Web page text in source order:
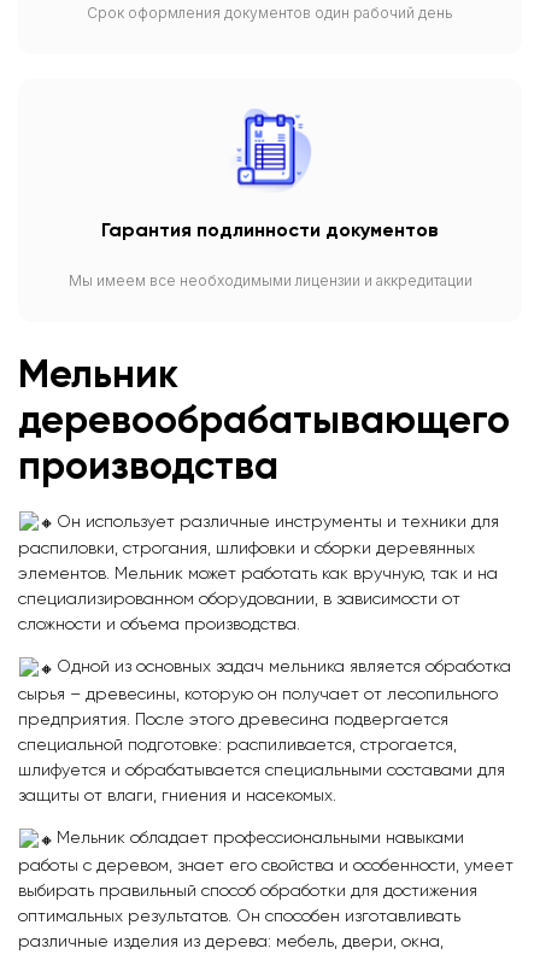
Срок оформления документов один рабочий день
Гарантия подлинности документов
Мы имеем все необходимыми лицензии и аккредитации
Мельник
деревообрабатывающего
производства
Он использует различные инструменты и техники для
распиловки, строгания, шлифовки и сборки деревянных
элементов. Мельник может работать как вручную, так и на
специализированном оборудовании, в зависимости от
сложности и объема производства.
Одной из основных задач мельника является обработка
сырья – древесины, которую он получает от лесопильного
предприятия. После этого древесина подвергается
специальной подготовке: распиливается, строгается,
шлифуется и обрабатывается специальными составами для
защиты от влаги, гниения и насекомых.
Мельник обладает профессиональными навыками
работы с деревом, знает его свойства и особенности, умеет
выбирать правильный способ обработки для достижения
оптимальных результатов. Он способен изготавливать
различные изделия из дерева: мебель, двери, окна,